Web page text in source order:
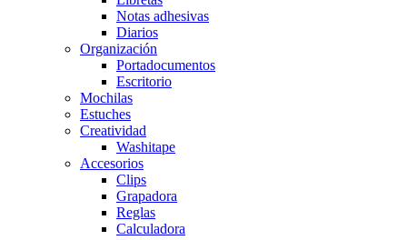
Notas adhesivas
Diarios
Organización
Portadocumentos
Escritorio
Mochilas
Estuches
Creatividad
Washitape
Accesorios
Clips
Grapadora
Reglas
Calculadora